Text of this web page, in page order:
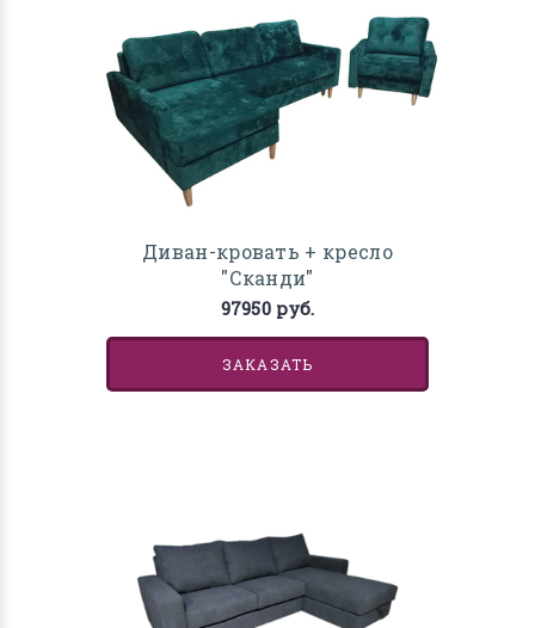
Диван-кровать + кресло
"Сканди"
97950 руб.
ЗАКАЗАТЬ